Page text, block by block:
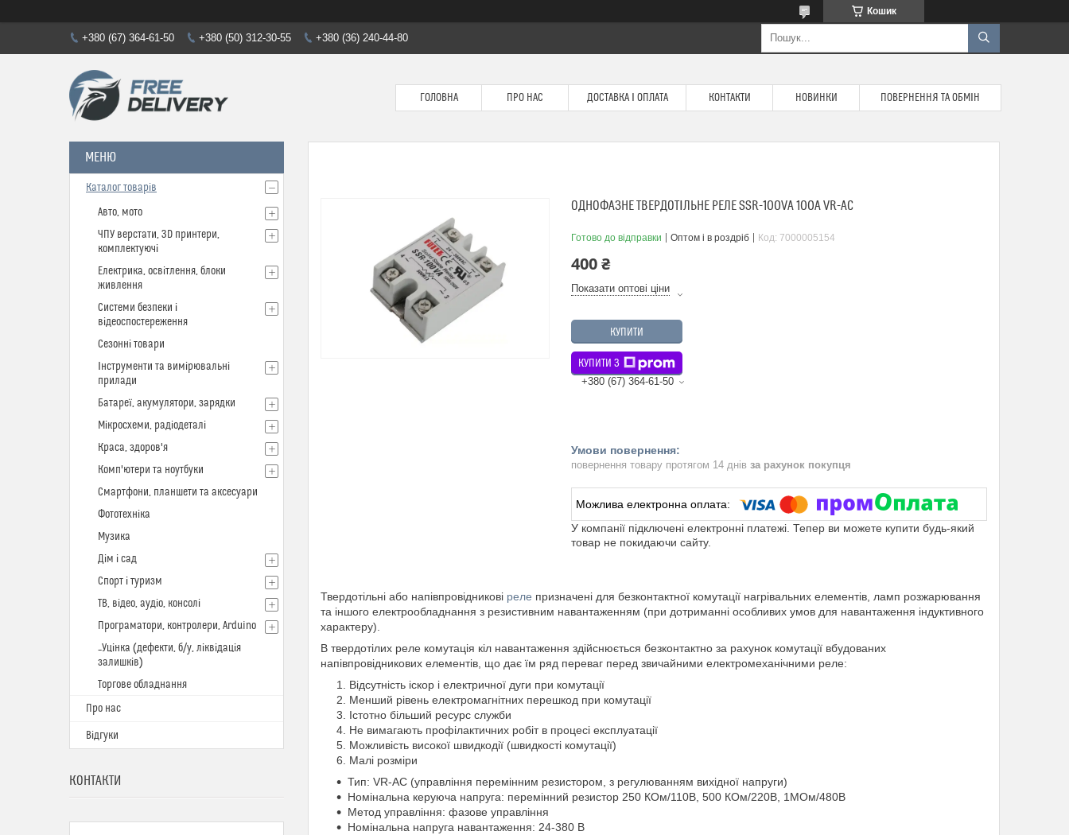
Кошик
+380 (67) 364-61-50 +380 (50) 312-30-55 +380 (36) 240-44-80
ГОЛОВНА ПРО НАС ДОСТАВКА І ОПЛАТА КОНТАКТИ НОВИНКИ ПОВЕРНЕННЯ ТА ОБМІН
ОДНОФАЗНЕ ТВЕРДОТІЛЬНЕ РЕЛЕ SSR-100VA 100A VR-AC
Готово до відправки Оптом і в роздріб Код: 7000005154
400 ₴
Показати оптові ціни
КУПИТИ
КУПИТИ З
+380 (67) 364-61-50
повернення товару протягом 14 днів за рахунок покупця
У компанії підключені електронні платежі. Тепер ви можете купити будь-який
товар не покидаючи сайту.
Твердотільні або напівпровідникові реле призначені для безконтактної комутації нагрівальних елементів, ламп розжарювання
та іншого електрообладнання з резистивним навантаженням (при дотриманні особливих умов для навантаження індуктивного
характеру).
В твердотілих реле комутація кіл навантаження здійснюється безконтактно за рахунок комутації вбудованих
напівпровідникових елементів, що дає їм ряд переваг перед звичайними електромеханічними реле:
Відсутність іскор і електричної дуги при комутації
Менший рівень електромагнітних перешкод при комутації
Істотно більший ресурс служби
Не вимагають профілактичних робіт в процесі експлуатації
Можливість високої швидкодії (швидкості комутації)
Малі розміри
Тип: VR-AC (управління перемінним резистором, з регулюванням вихідної напруги)
Номінальна керуюча напруга: перемінний резистор 250 КОм/110В, 500 КОм/220В, 1МОм/480В
Метод управління: фазове управління
Номінальна напруга навантаження: 24-380 В
Каталог товарів
Авто, мото
ЧПУ верстати, 3D принтери,
комплектуючі
Електрика, освітлення, блоки
живлення
Системи безпеки і
відеоспостереження
Сезонні товари
Інструменти та вимірювальні
прилади
Батареї, акумулятори, зарядки
Мікросхеми, радіодеталі
Краса, здоров'я
Комп'ютери та ноутбуки
Смартфони, планшети та аксесуари
Фототехніка
Музика
Дім і сад
Спорт і туризм
ТВ, відео, аудіо, консолі
Програматори, контролери, Arduino
_Уцінка (дефекти, б/у, ліквідація
залишків)
Торгове обладнання
Про нас
Відгуки
КОНТАКТИ